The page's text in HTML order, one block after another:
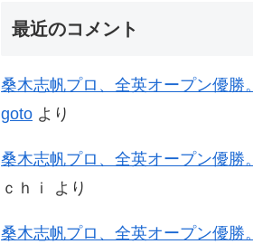
最近のコメント
桑木志帆プロ、全英オープン優勝。
goto より
桑木志帆プロ、全英オープン優勝。
ｃｈｉ
より
桑木志帆プロ、全英オープン優勝。